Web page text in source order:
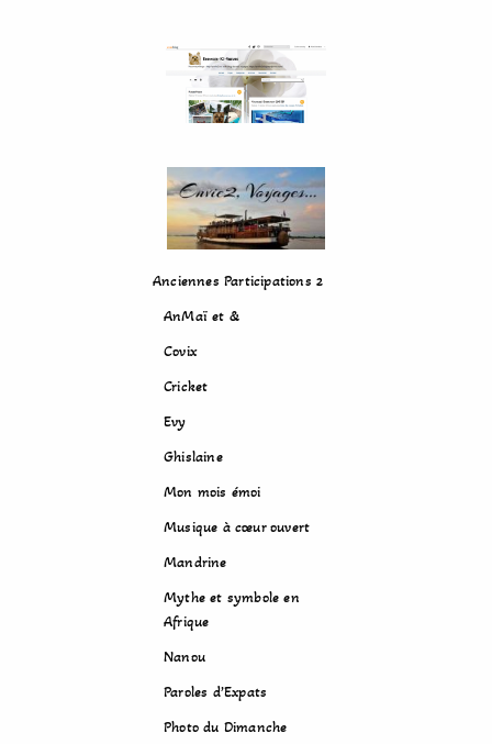
Anciennes Participations 2
AnMaï et &
Covix
Cricket
Evy
Ghislaine
Mon mois émoi
Musique à cœur ouvert
Mandrine
Mythe et symbole en
Afrique
Nanou
Paroles d’Expats
Photo du Dimanche